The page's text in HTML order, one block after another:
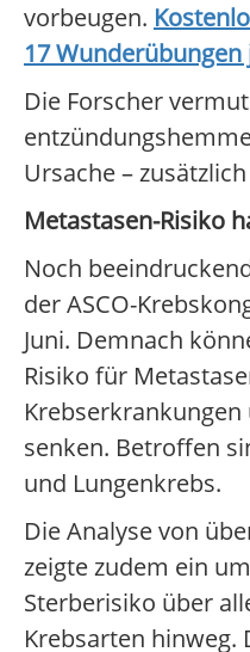
vorbeugen.
17
Die Forscher
Ursache –
Metastasen-Risiko
Noch
der ASCO-
Juni. Demnach
Risiko für
senken. Betroffen
und Lungenkrebs.
Die Analyse von
zeigte zudem ein
Sterberisiko über
Krebsarten hinweg.